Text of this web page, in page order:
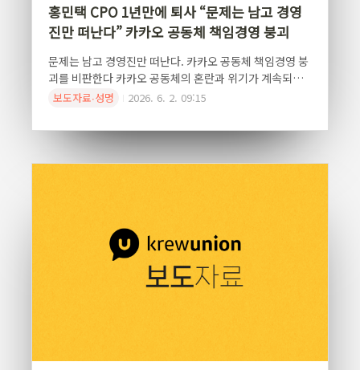
홍민택 CPO 1년만에 퇴사 “문제는 남고 경영
진만 떠난다” 카카오 공동체 책임경영 붕괴
문제는 남고 경영진만 떠난다. 카카오 공동체 책임경영 붕
괴를 비판한다 카카오 공동체의 혼란과 위기가 계속되는
가운데 홍민택 CPO가 갑작스럽게 퇴사를 발표했다. 홍민
트'를 비롯한 무리한 사업 추진 속에서 반복적인 노동시간
초과, 조직문화 악화, 불공정한 성과보상 논란에 휩싸였
다. 실제 근로감독 청원 과정에서는 특정 조직에서 법정 연
내 괴롭힘 의혹까지 제기됐다. 공개적인 질책과 압박으로
정신적 고통을 호소한 사례들은 단순한 개인 문제가 아니
라 조직문화 자체가 무너지고 있었다는 증거다. 무..
보도자료∙성명 2026. 6. 2. 09:15